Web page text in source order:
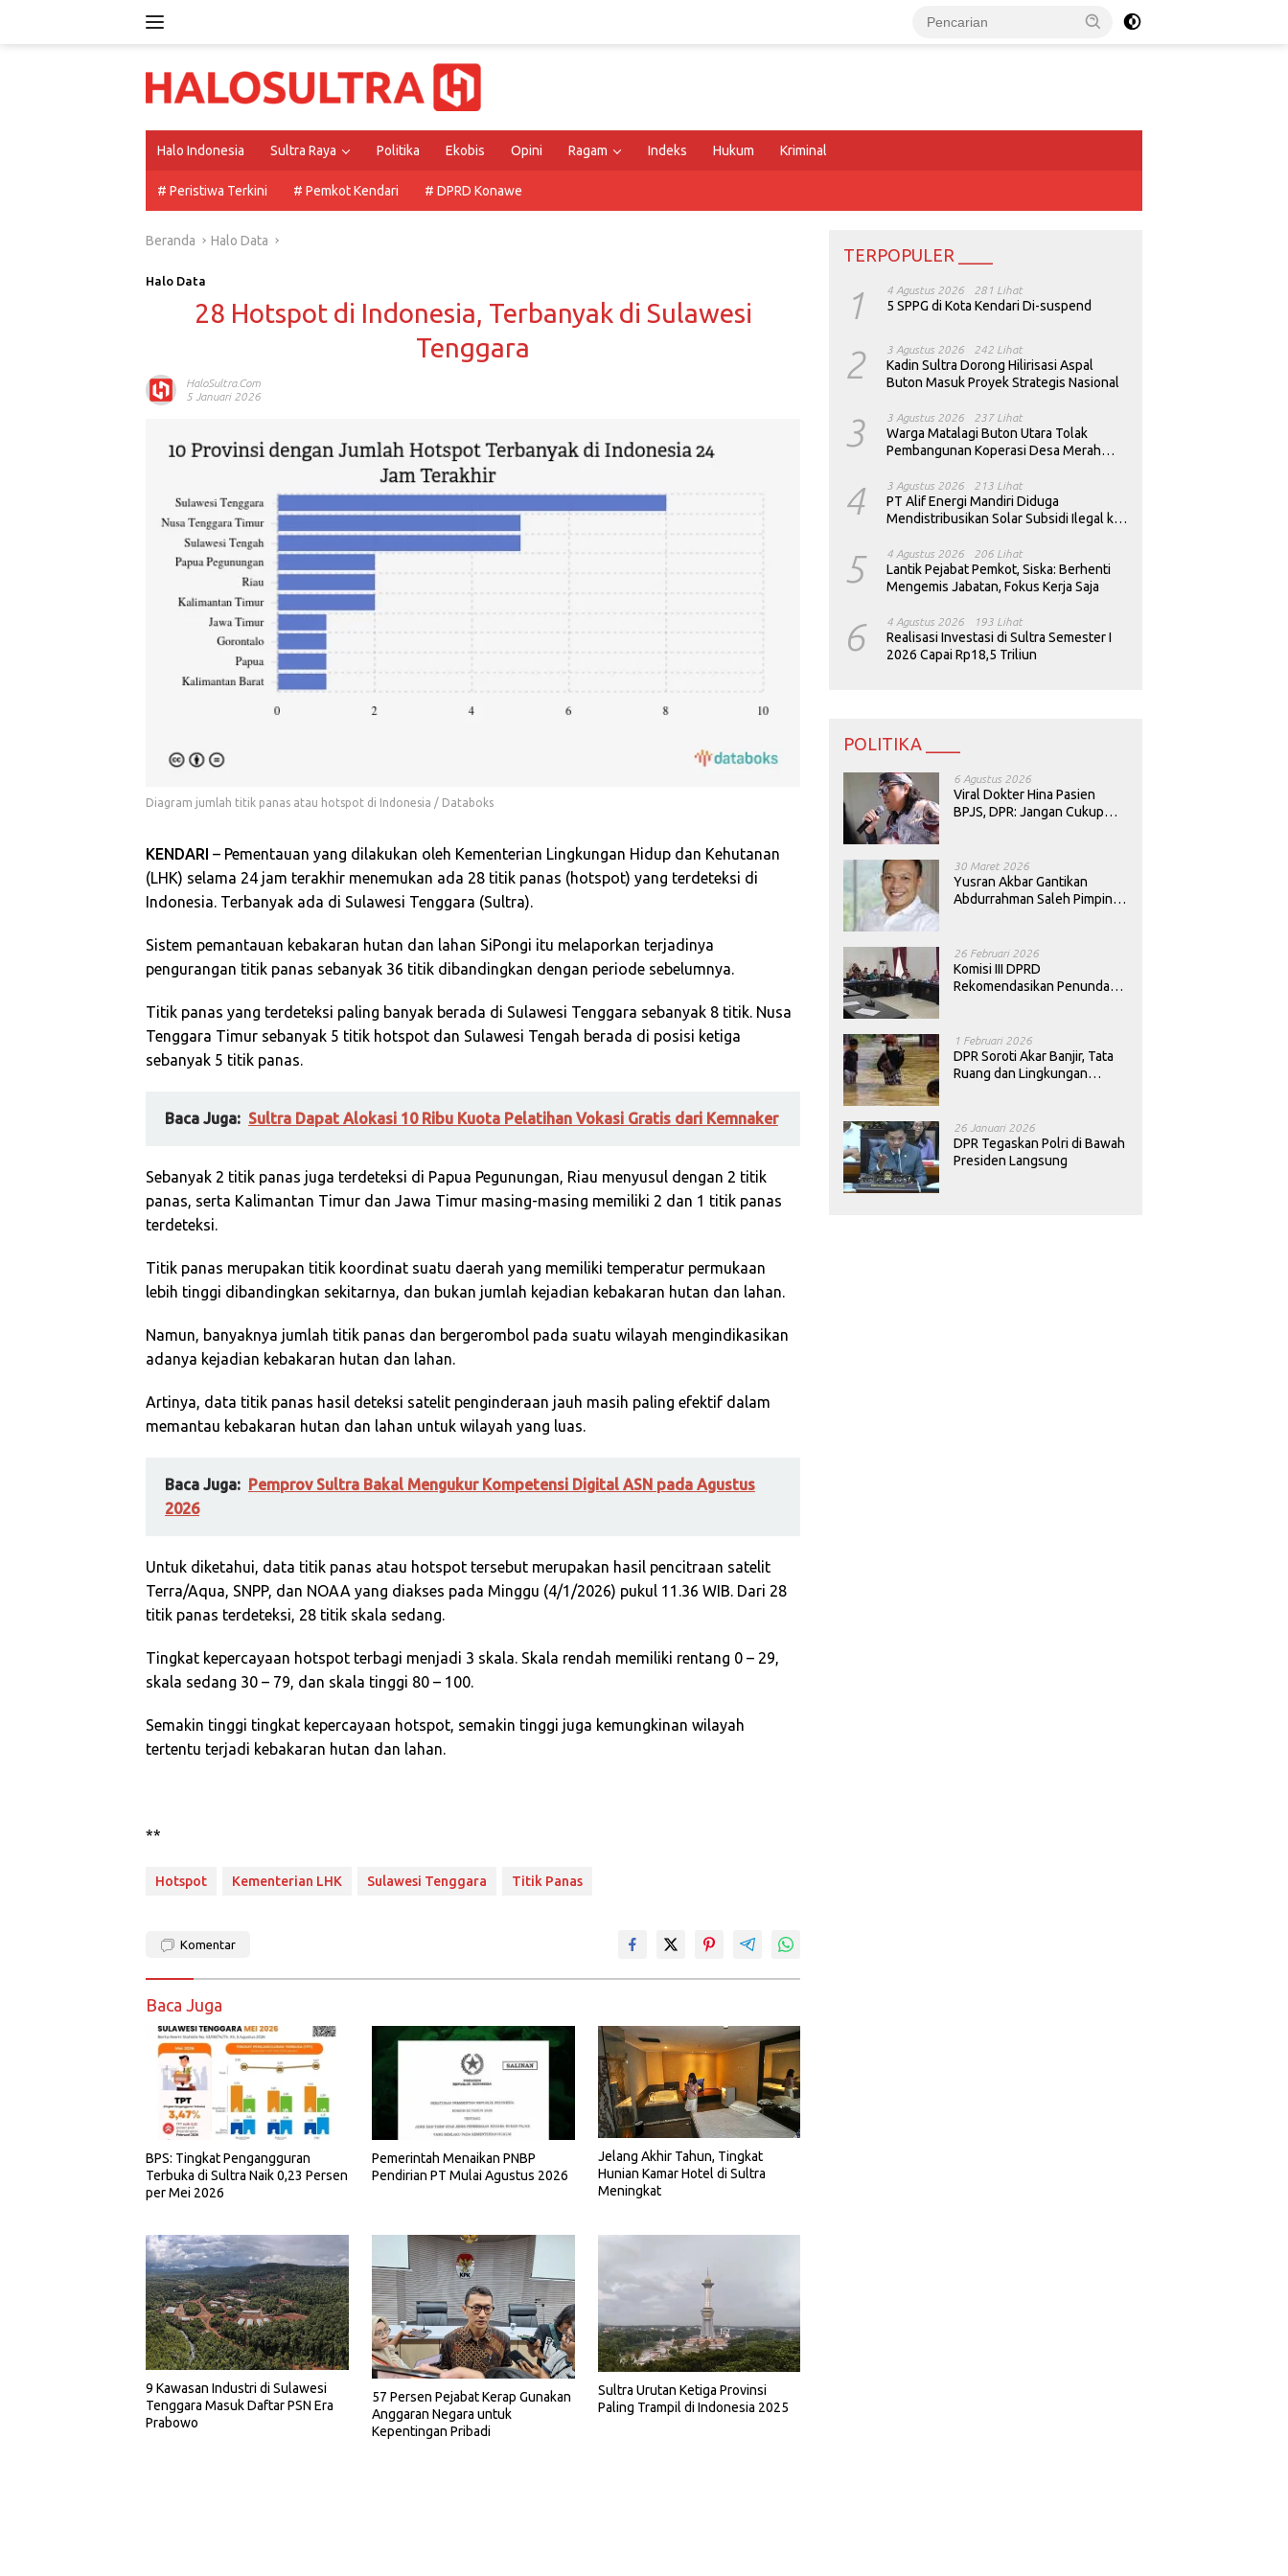
Halo Indonesia Sultra Raya Politika Ekobis Opini Ragam Indeks Hukum Kriminal
# Peristiwa Terkini # Pemkot Kendari # DPRD Konawe
Beranda Halo Data
Halo Data
28 Hotspot di Indonesia, Terbanyak di Sulawesi
Tenggara
HaloSultra.com
5 Januari 2026
Diagram jumlah titik panas atau hotspot di Indonesia / Databoks
KENDARI – Pementauan yang dilakukan oleh Kementerian Lingkungan Hidup dan Kehutanan
(LHK) selama 24 jam terakhir menemukan ada 28 titik panas (hotspot) yang terdeteksi di
Indonesia. Terbanyak ada di Sulawesi Tenggara (Sultra).
Sistem pemantauan kebakaran hutan dan lahan SiPongi itu melaporkan terjadinya
pengurangan titik panas sebanyak 36 titik dibandingkan dengan periode sebelumnya.
Titik panas yang terdeteksi paling banyak berada di Sulawesi Tenggara sebanyak 8 titik. Nusa
Tenggara Timur sebanyak 5 titik hotspot dan Sulawesi Tengah berada di posisi ketiga
sebanyak 5 titik panas.
Baca Juga: Sultra Dapat Alokasi 10 Ribu Kuota Pelatihan Vokasi Gratis dari Kemnaker
Sebanyak 2 titik panas juga terdeteksi di Papua Pegunungan, Riau menyusul dengan 2 titik
panas, serta Kalimantan Timur dan Jawa Timur masing-masing memiliki 2 dan 1 titik panas
terdeteksi.
Titik panas merupakan titik koordinat suatu daerah yang memiliki temperatur permukaan
lebih tinggi dibandingkan sekitarnya, dan bukan jumlah kejadian kebakaran hutan dan lahan.
Namun, banyaknya jumlah titik panas dan bergerombol pada suatu wilayah mengindikasikan
adanya kejadian kebakaran hutan dan lahan.
Artinya, data titik panas hasil deteksi satelit penginderaan jauh masih paling efektif dalam
memantau kebakaran hutan dan lahan untuk wilayah yang luas.
Baca Juga: Pemprov Sultra Bakal Mengukur Kompetensi Digital ASN pada Agustus
2026
Untuk diketahui, data titik panas atau hotspot tersebut merupakan hasil pencitraan satelit
Terra/Aqua, SNPP, dan NOAA yang diakses pada Minggu (4/1/2026) pukul 11.36 WIB. Dari 28
titik panas terdeteksi, 28 titik skala sedang.
Tingkat kepercayaan hotspot terbagi menjadi 3 skala. Skala rendah memiliki rentang 0 – 29,
skala sedang 30 – 79, dan skala tinggi 80 – 100.
Semakin tinggi tingkat kepercayaan hotspot, semakin tinggi juga kemungkinan wilayah
tertentu terjadi kebakaran hutan dan lahan.
**
Hotspot Kementerian LHK Sulawesi Tenggara Titik Panas
Komentar
Baca Juga
BPS: Tingkat Pengangguran
Terbuka di Sultra Naik 0,23 Persen
per Mei 2026
Pemerintah Menaikan PNBP
Pendirian PT Mulai Agustus 2026
Jelang Akhir Tahun, Tingkat
Hunian Kamar Hotel di Sultra
Meningkat
9 Kawasan Industri di Sulawesi
Tenggara Masuk Daftar PSN Era
Prabowo
57 Persen Pejabat Kerap Gunakan
Anggaran Negara untuk
Kepentingan Pribadi
Sultra Urutan Ketiga Provinsi
Paling Trampil di Indonesia 2025
TERPOPULER ____
1 4 Agustus 2026 281 Lihat
5 SPPG di Kota Kendari Di-suspend
2 3 Agustus 2026 242 Lihat
Kadin Sultra Dorong Hilirisasi Aspal
Buton Masuk Proyek Strategis Nasional
3 3 Agustus 2026 237 Lihat
Warga Matalagi Buton Utara Tolak
Pembangunan Koperasi Desa Merah
4 3 Agustus 2026 213 Lihat
PT Alif Energi Mandiri Diduga
Mendistribusikan Solar Subsidi Ilegal ke
5 4 Agustus 2026 206 Lihat
Lantik Pejabat Pemkot, Siska: Berhenti
Mengemis Jabatan, Fokus Kerja Saja
6 4 Agustus 2026 193 Lihat
Realisasi Investasi di Sultra Semester I
2026 Capai Rp18,5 Triliun
POLITIKA ____
6 Agustus 2026
Viral Dokter Hina Pasien
BPJS, DPR: Jangan Cukup
30 Maret 2026
Yusran Akbar Gantikan
Abdurrahman Saleh Pimpin
26 Februari 2026
Komisi III DPRD
Rekomendasikan Penundaan
1 Februari 2026
DPR Soroti Akar Banjir, Tata
Ruang dan Lingkungan
26 Januari 2026
DPR Tegaskan Polri di Bawah
Presiden Langsung